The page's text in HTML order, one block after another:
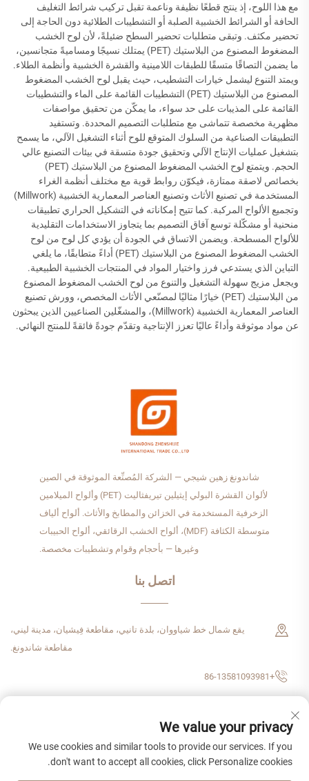
مع هذا اللوح، إذ ينتج قطعًا نظيفة وناعمة تقبل تركيب شرائط التغليف
الحافة أو الشرائط الخشبية الصلبة أو التشطيبات الطلائية دون الحاجة إلى
تحضير مكثف. وتبقى متطلبات تحضير السطح ضئيلةً، لأن لوح الخشب
المضغوط المصنوع من البلاستيك (PET) يمتلك نسيجًا ومساميةً متجانسين،
ما يضمن التصاقًا متسقًا للطبقات اللامينية والقشرة الخشبية وأنظمة الطلاء.
ويمتد التنوع ليشمل خيارات التشطيب، حيث يقبل لوح الخشب المضغوط
المصنوع من البلاستيك (PET) التشطيبات القائمة على الماء والتشطيبات
القائمة على المذيبات على حد سواء، ما يمكّن من تحقيق مواصفات
مظهرية مخصصة تتماشى مع متطلبات التصميم المحددة. وتستفيد
التطبيقات الصناعية من السلوك المتوقع للوح أثناء التشغيل الآلي، ما يسمح
بتشغيل عمليات الإنتاج الآلي وتحقيق جودة متسقة في بيئات التصنيع عالي
الحجم. ويتمتع لوح الخشب المضغوط المصنوع من البلاستيك (PET)
بخصائص لاصقة ممتازة، فيكوّن روابط قوية مع مختلف أنظمة الغراء
المستخدمة في تصنيع الأثاث وتصنيع العناصر المعمارية الخشبية (Millwork)
وتجميع الألواح المركبة. كما تتيح إمكاناته في التشكيل الحراري تطبيقات
منحنية أو مشكّلة توسع آفاق التصميم بما يتجاوز الاستخدامات التقليدية
للألواح المسطحة. ويضمن الاتساق في الجودة أن يؤدي كل لوح من لوح
الخشب المضغوط المصنوع من البلاستيك (PET) أداءً متطابقًا، ما يلغي
التباين الذي يستدعي فرز واختيار المواد في المنتجات الخشبية الطبيعية.
ويجعل مزيج سهولة التشغيل والتنوع من لوح الخشب المضغوط المصنوع
من البلاستيك (PET) خيارًا مثاليًا لمصنّعي الأثاث المخصص، وورش تصنيع
العناصر المعمارية الخشبية (Millwork)، والمشغّلين الصناعيين الذين يبحثون
عن مواد موثوقة وأداءً عاليًا تعزز الإنتاجية وتقدّم جودةً فائقةً للمنتج النهائي.
شاندونغ زهين شيجي — الشركة المُصنِّعة الموثوقة في الصين
لألوان القشرة البولي إيثيلين تيريفثاليت (PET) وألواح الميلامين
الزخرفية المستخدمة في الخزائن والمطابخ والأثاث. ألواح ألياف
متوسطة الكثافة (MDF)، ألواح الخشب الرقائقي، ألواح الحبيبات
وغيرها — بأحجام وقوام وتشطيبات مخصصة.
اتصل بنا
يقع شمال خط شياووان، بلدة تانيي، مقاطعة فِيشيان، مدينة ليني،
مقاطعة شاندونغ.
+86-13581093981
حقوق الطبع والنشر © ٢٠٢٦ شركة شاندونغ زهن شيجي للتجارة الدولية المحدودة.
We value your privacy
We use cookies and similar tools to provide our services. If you
don't want to accept all cookies, click Personalize cookies.